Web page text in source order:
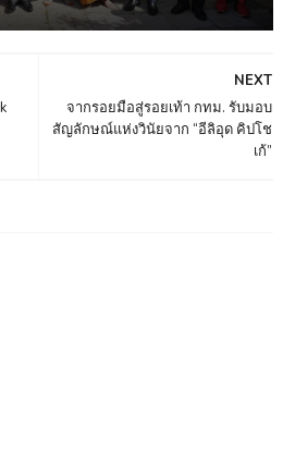
NEXT
จากรอยมือสู่รอยเท้า กทม. รับมอบ
สัญลักษณ์แห่งวินัยจาก “อีลิอุด คิปโช
เก้”